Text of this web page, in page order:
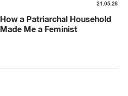
21.05.26
How a Patriarchal Household
Made Me a Feminist